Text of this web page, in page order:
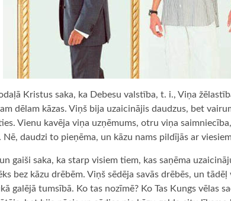
Kristus saka, ka Debesu valstība, t. i., Viņa
dēlam kāzas. Viņš bija uzaicinājis daudzus, bet
Vienu kavēja viņa uzņēmums, otru viņa
daudzi to pieņēma, un kāzu nams pildījās ar
gaiši saka, ka starp visiem tiem, kas saņēma
bez kāzu drēbēm. Viņš sēdēja savās drēbēs, un
galējā tumsībā. Ko tas nozīmē? Ko Tas Kungs vēlas